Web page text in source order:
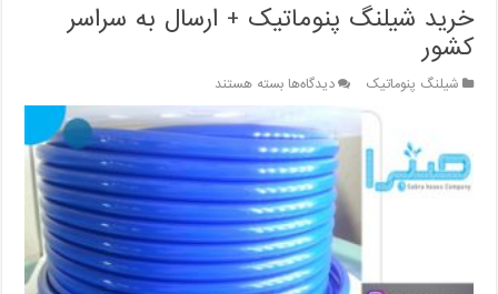
خرید شیلنگ پنوماتیک + ارسال به سراسر
کشور
شیلنگ پنوماتیک دیدگاه‌هابرای
شیلنگ
پنوماتیک
+
ارسال
به
سراسر
کشور
بسته هستند